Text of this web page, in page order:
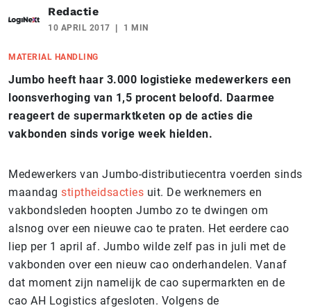
Redactie
10 APRIL 2017 1 MIN
MATERIAL HANDLING
Jumbo heeft haar 3.000 logistieke medewerkers een
loonsverhoging van 1,5 procent beloofd. Daarmee
reageert de supermarktketen op de acties die
vakbonden sinds vorige week hielden.
Medewerkers van Jumbo-distributiecentra voerden sinds
maandag stiptheidsacties uit. De werknemers en
vakbondsleden hoopten Jumbo zo te dwingen om
alsnog over een nieuwe cao te praten. Het eerdere cao
liep per 1 april af. Jumbo wilde zelf pas in juli met de
vakbonden over een nieuw cao onderhandelen. Vanaf
dat moment zijn namelijk de cao supermarkten en de
cao AH Logistics afgesloten. Volgens de